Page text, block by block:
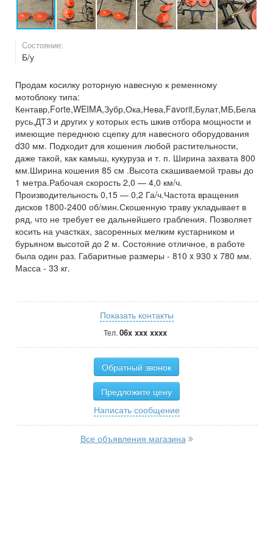
Состояние:
Б/у
Продам косилку роторную навесную к ременному
мотоблоку типа:
Кентавр,Forte,WEIMA,Зубр,Ока,Нева,Favorit,Булат,МБ,Бела
русь,ДТЗ и других у которых есть шкив отбора мощности и
имеющие переднюю сцепку для навесного оборудования
d30 мм. Подходит для кошения любой растительности,
даже такой, как камыш, кукуруза и т. п. Ширина захвата 800
мм.Ширина кошения 85 см .Высота скашиваемой травы до
1 метра.Рабочая скорость 2,0 — 4,0 км/ч.
Производительность 0,15 — 0,2 Га/ч.Частота вращения
дисков 1800-2400 об/мин.Скошенную траву укладывает в
ряд, что не требует ее дальнейшего грабления. Позволяет
косить на участках, засоренных мелким кустарником и
бурьяном высотой до 2 м. Состояние отличное, в работе
была один раз. Габаритные размеры - 810 x 930 x 780 мм.
Масса - 33 кг.
Показать контакты
Тел. 06x xxx xxxx
Обратный звонок
Предложите цену
Написать сообщение
Все объявления магазина